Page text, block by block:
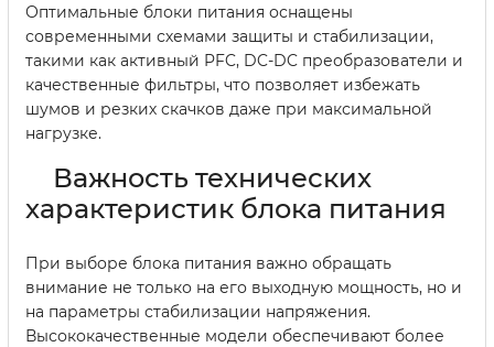
Оптимальные блоки питания оснащены
современными схемами защиты и стабилизации,
такими как активный PFC, DC-DC преобразователи и
качественные фильтры, что позволяет избежать
шумов и резких скачков даже при максимальной
нагрузке.
Важность технических
характеристик блока питания
При выборе блока питания важно обращать
внимание не только на его выходную мощность, но и
на параметры стабилизации напряжения.
Высококачественные модели обеспечивают более